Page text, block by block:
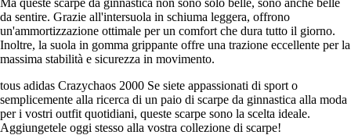
da sentire. Grazie all'intersuola in schiuma leggera, offrono
un'ammortizzazione ottimale per un comfort che dura tutto il giorno.
Inoltre, la suola in gomma grippante offre una trazione eccellente per la
massima stabilità e sicurezza in movimento.
tous adidas Crazychaos 2000 Se siete appassionati di sport o
semplicemente alla ricerca di un paio di scarpe da ginnastica alla moda
per i vostri outfit quotidiani, queste scarpe sono la scelta ideale.
Aggiungetele oggi stesso alla vostra collezione di scarpe!